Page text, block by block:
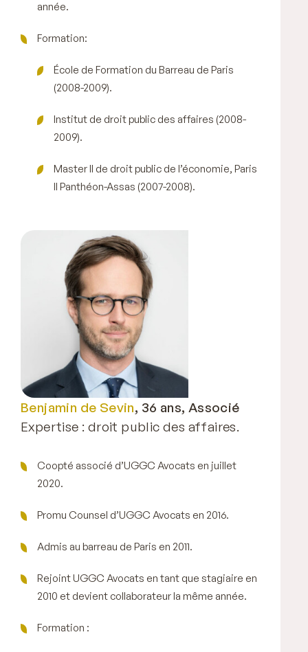
année.
Formation:
École de Formation du Barreau de Paris
(2008-2009).
Institut de droit public des affaires (2008-
2009).
Master II de droit public de l’économie, Paris
II Panthéon-Assas (2007-2008).
Benjamin de Sevin, 36 ans, Associé
Expertise : droit public des affaires.
Coopté associé d’UGGC Avocats en juillet
2020.
Promu Counsel d’UGGC Avocats en 2016.
Admis au barreau de Paris en 2011.
Rejoint UGGC Avocats en tant que stagiaire en
2010 et devient collaborateur la même année.
Formation :